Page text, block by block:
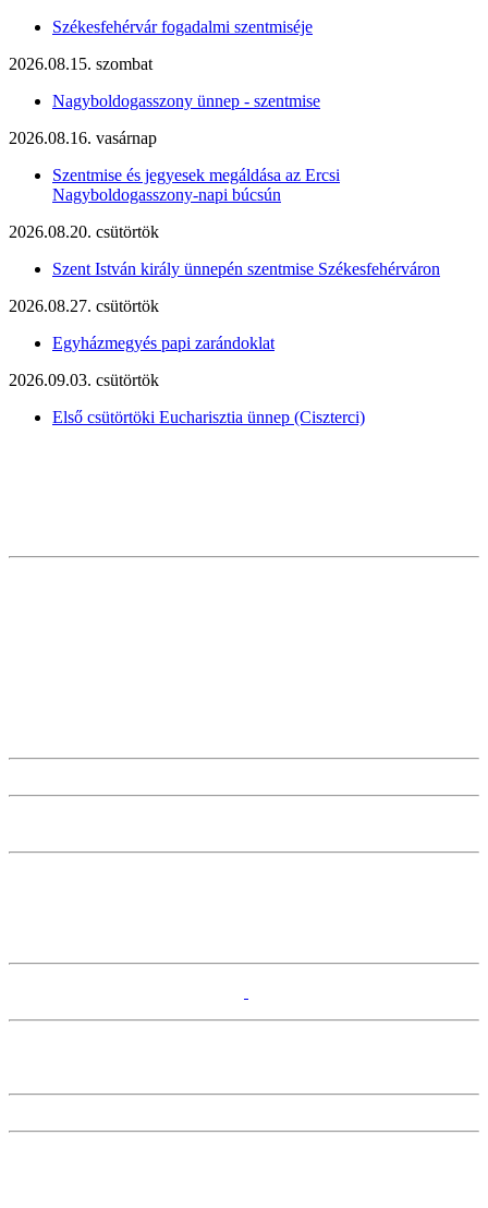
Székesfehérvár fogadalmi szentmiséje
2026.08.15. szombat
Nagyboldogasszony ünnep - szentmise
2026.08.16. vasárnap
Szentmise és jegyesek megáldása az Ercsi
Nagyboldogasszony-napi búcsún
2026.08.20. csütörtök
Szent István király ünnepén szentmise Székesfehérváron
2026.08.27. csütörtök
Egyházmegyés papi zarándoklat
2026.09.03. csütörtök
Első csütörtöki Eucharisztia ünnep (Ciszterci)